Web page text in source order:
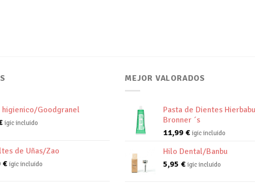
higienico/Goodgranel
igic incluido
de Uñas/Zao
€ igic incluido
MEJOR VALORADOS
Pasta de Dientes
Bronner ´s
11,99 € igic incluido
Hilo Dental/Banbu
5,95 € igic incluido